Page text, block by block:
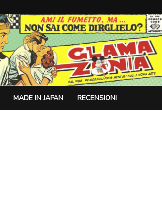
MADE IN JAPAN RECENSIONI